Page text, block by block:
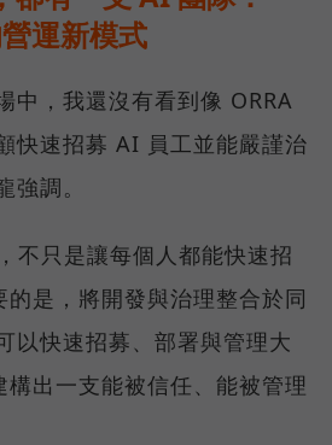
運新模式
中，我還沒有看到像 ORRA
快速招募 AI 員工並能嚴謹治
調。
不只是讓每個人都能快速招
是，將開發與治理整合於同
以快速招募、部署與管理大
出一支能被信任、能被管理